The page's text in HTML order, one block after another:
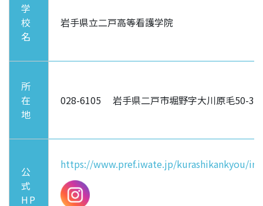
学
校
名
岩手県立二戸高等看護学院
所
在
地
028-6105 岩手県二戸市堀野字大川原毛50-
公
式
HP
https://www.pref.iwate.jp/kurashikankyou/